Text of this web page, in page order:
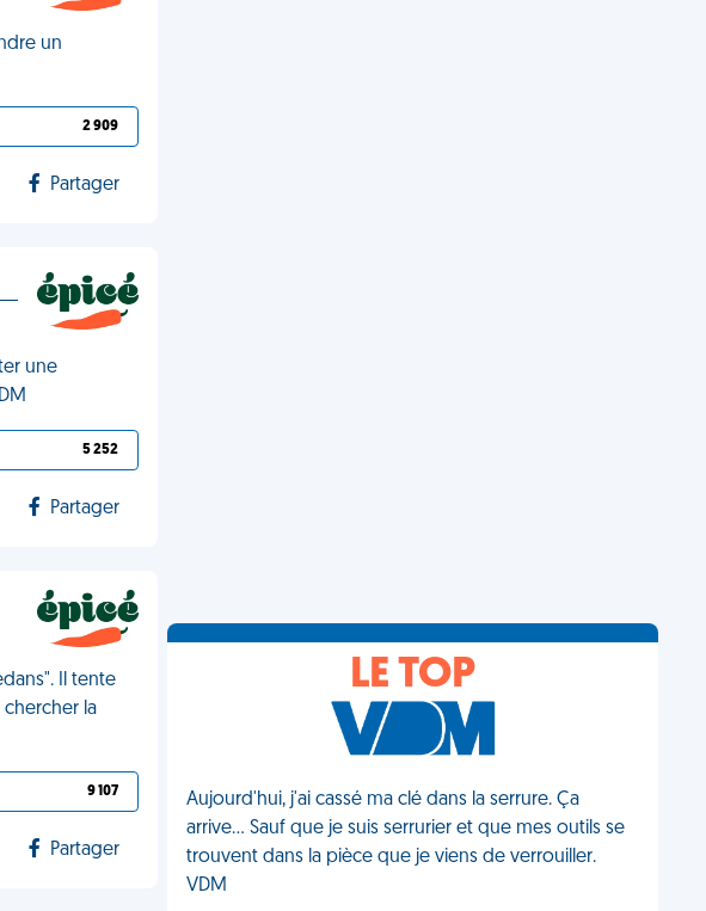
un
2 909
Partager
une
5 252
Partager
Il tente
la
9 107
Partager
LE TOP
Aujourd'hui, j'ai cassé ma clé dans la serrure. Ça
arrive... Sauf que je suis serrurier et que mes outils se
trouvent dans la pièce que je viens de verrouiller.
VDM